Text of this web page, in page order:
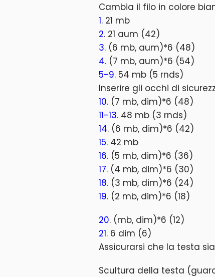
Cambia il filo in colore
1. 21 mb
2. 21 aum (42)
3. (6 mb, aum)*6 (48)
4. (7 mb, aum)*6 (54)
5-9. 54 mb (5 rnds)
Inserire gli occhi di
10. (7 mb, dim)*6 (48)
11-13. 48 mb (3 rnds)
14. (6 mb, dim)*6 (42)
15. 42 mb
16. (5 mb, dim)*6 (36)
17. (4 mb, dim)*6 (30)
18. (3 mb, dim)*6 (24)
19. (2 mb, dim)*6 (18)
20. (mb, dim)*6 (12)
21. 6 dim (6)
Assicurarsi che la testa
Scultura della testa